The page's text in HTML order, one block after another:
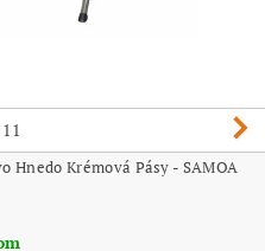
Hnedo Krémová Pásy - SAMOA